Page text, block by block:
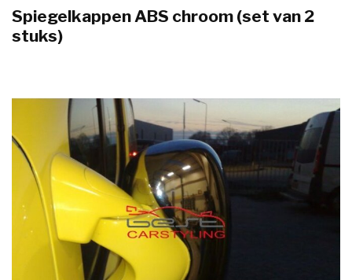
Spiegelkappen ABS chroom (set van 2
stuks)